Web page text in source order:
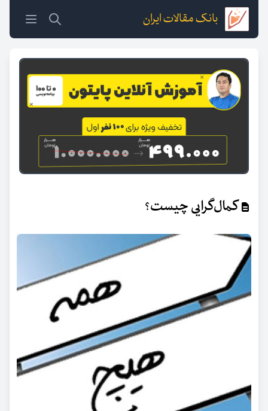
بانک مقالات ایران
کمال‌گرایی چیست؟